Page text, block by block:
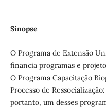
Sinopse
O Programa de Extensão
financia programas e
O Programa Capacitação
Processo de
portanto, um desses